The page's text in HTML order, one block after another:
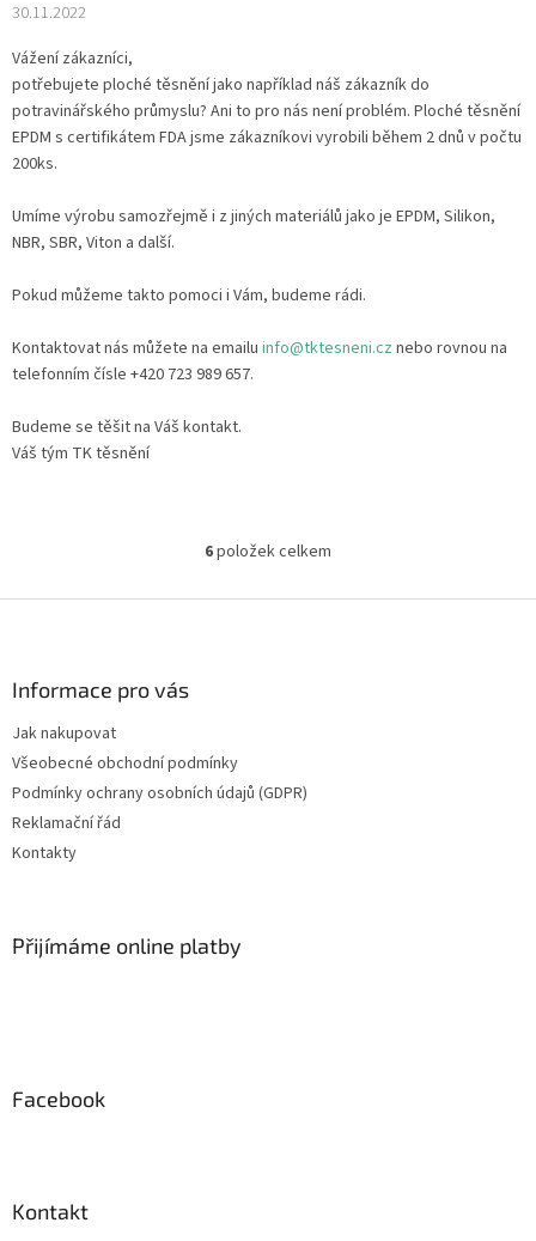
30.11.2022
Vážení zákazníci,
potřebujete ploché těsnění jako například náš zákazník do
potravinářského průmyslu? Ani to pro nás není problém. Ploché těsnění
EPDM s certifikátem FDA jsme zákazníkovi vyrobili během 2 dnů v počtu
200ks.
Umíme výrobu samozřejmě i z jiných materiálů jako je EPDM, Silikon,
NBR, SBR, Viton a další.
Pokud můžeme takto pomoci i Vám, budeme rádi.
Kontaktovat nás můžete na emailu info@tktesneni.cz nebo rovnou na
telefonním čísle +420 723 989 657.
Budeme se těšit na Váš kontakt.
Váš tým TK těsnění
O
l
v
6položek celkem
Informace pro vás
Jak nakupovat
Všeobecné obchodní podmínky
Podmínky ochrany osobních údajů (GDPR)
Reklamační řád
Kontakty
Přijímáme online platby
Facebook
Kontakt